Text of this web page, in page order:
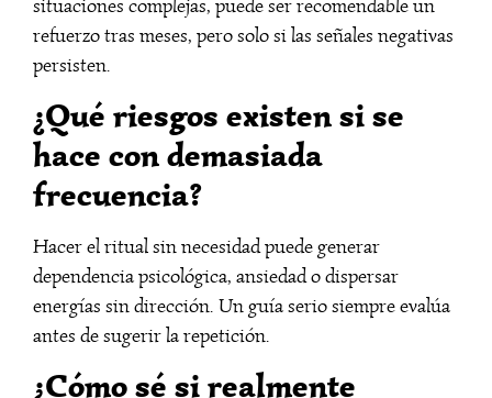
situaciones complejas, puede ser recomendable un
refuerzo tras meses, pero solo si las señales negativas
persisten.
¿Qué riesgos existen si se
hace con demasiada
frecuencia?
Hacer el ritual sin necesidad puede generar
dependencia psicológica, ansiedad o dispersar
energías sin dirección. Un guía serio siempre evalúa
antes de sugerir la repetición.
¿Cómo sé si realmente